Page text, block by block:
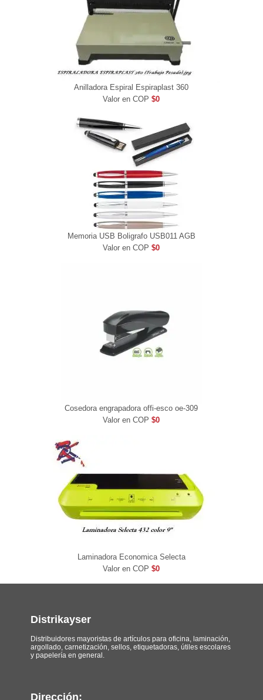
Anilladora Espiral Espiraplast 360
Valor en COP$0
Memoria USB Boligrafo USB011 AGB
Valor en COP$0
Cosedora engrapadora offi-esco oe-309
Valor en COP$0
Laminadora Economica Selecta
Valor en COP$0
Distrikayser
Distribuidores mayoristas de artículos para oficina, laminación,
argollado, carnetización, sellos, etiquetadoras, útiles escolares
y papelería en general.
Dirección: